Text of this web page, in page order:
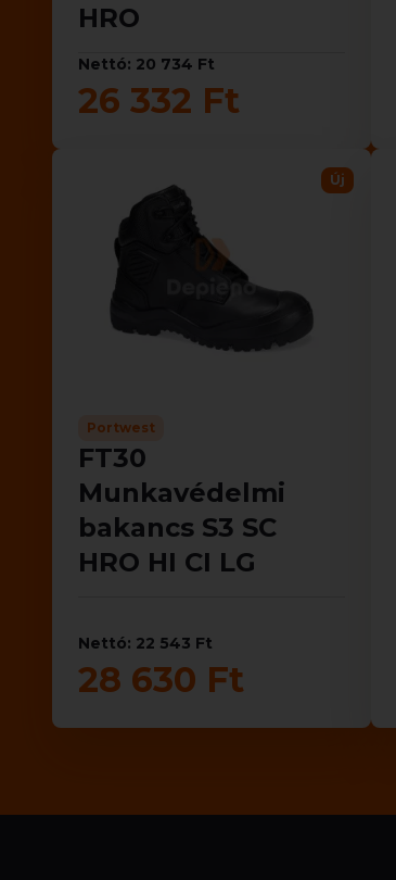
HRO
Nettó: 20 734 Ft
26 332 Ft
Új
Portwest
FT30
Munkavédelmi
bakancs S3 SC
HRO HI CI LG
Nettó: 22 543 Ft
28 630 Ft